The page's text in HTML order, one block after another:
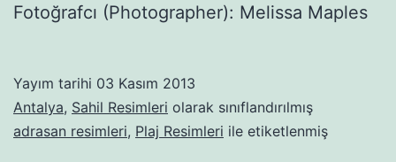
Fotoğrafcı (Photographer): Melissa Maples
Yayım tarihi 03 Kasım 2013
Antalya, Sahil Resimleri olarak sınıflandırılmış
adrasan resimleri, Plaj Resimleri ile etiketlenmiş